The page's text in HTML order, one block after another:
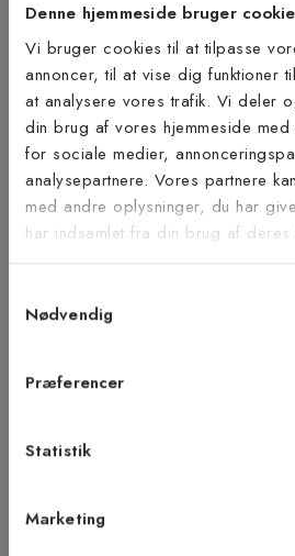
Denne hjemmeside bruger
Vi bruger cookies til at tilpasse
annoncer, til at vise dig funktioner
at analysere vores trafik. Vi deler
din brug af vores hjemmeside
for sociale medier,
analysepartnere. Vores partnere
med andre oplysninger, du har
har indsamlet fra din brug af deres
Nødvendig
Præferencer
Statistik
Marketing
Bæredygtighed
Inspiration fra
Tilmeld
Vær blandt de første til at
tips og
Samtykke til Kilands vilkår
modtage nyhedsbreve fra